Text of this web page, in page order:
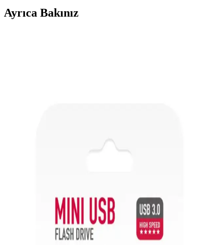
Ayrıca Bakınız
Depolama Kapasitesi Özellikleri
32GB USB bellekler, geniş depolama alanı ve hızlı veri aktarımıyla
kişisel ve profesyonel kullanımlar için ideal çözümler sunar.